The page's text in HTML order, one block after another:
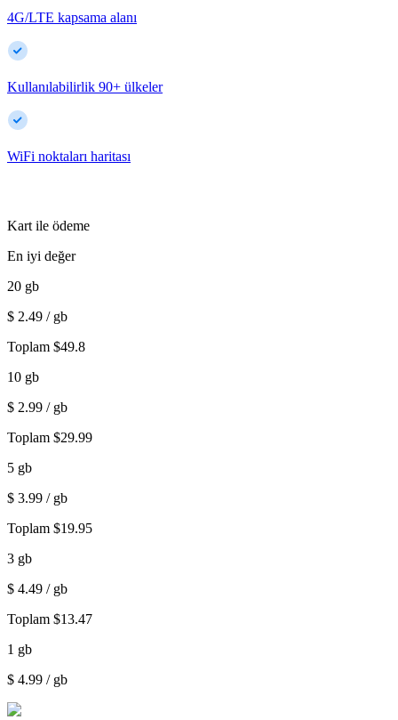
4G/LTE kapsama alanı
Kullanılabilirlik 90+ ülkeler
WiFi noktaları haritası
Kart ile ödeme
En iyi değer
20 gb
$ 2.49 / gb
Toplam $49.8
10 gb
$ 2.99 / gb
Toplam $29.99
5 gb
$ 3.99 / gb
Toplam $19.95
3 gb
$ 4.49 / gb
Toplam $13.47
1 gb
$ 4.99 / gb